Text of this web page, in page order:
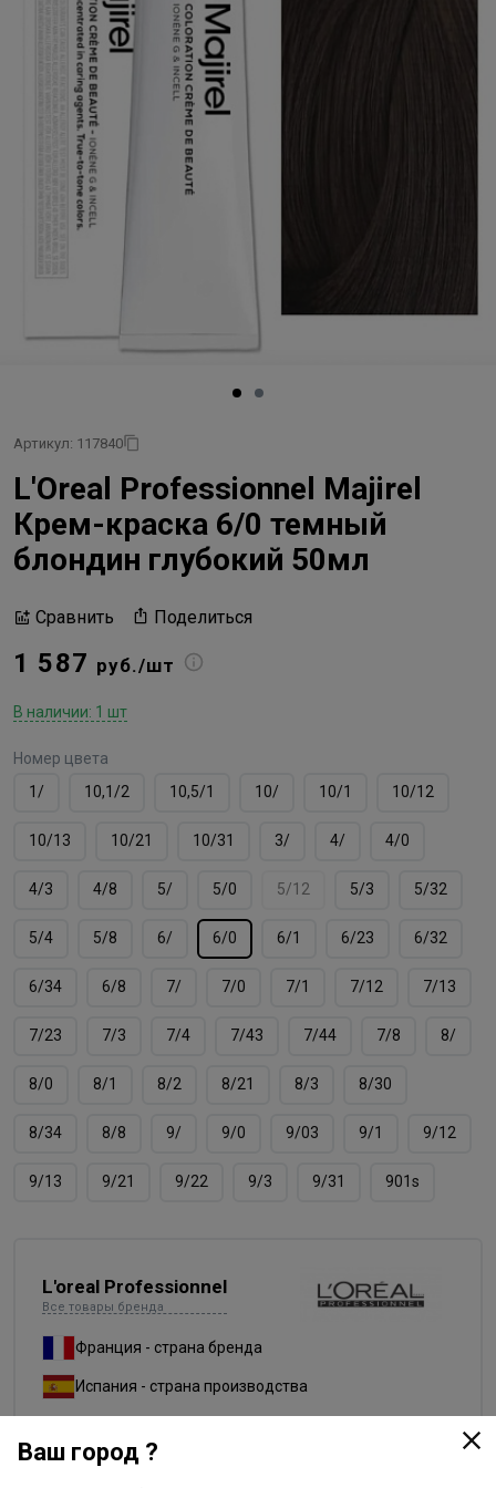
Артикул: 117840
L'Oreal Professionnel Majirel
Крем-краска 6/0 темный
блондин глубокий 50мл
Сравнить Поделиться
1 587 руб./шт
В наличии: 1 шт
Номер цвета
1/
10,1/2 10,5/1 10/ 10/1 10/12
10/13 10/21 10/31 3/ 4/ 4/0
4/3 4/8 5/ 5/0 5/12 5/3 5/32
5/4 5/8 6/ 6/0 6/1 6/23 6/32
6/34 6/8 7/ 7/0 7/1 7/12 7/13
7/23 7/3 7/4 7/43 7/44 7/8 8/
8/0 8/1 8/2 8/21 8/3 8/30
8/34 8/8 9/ 9/0 9/03 9/1 9/12
9/13 9/21 9/22 9/3 9/31 901s
L'oreal Professionnel
Все товары бренда
Франция - страна бренда
Испания - страна производства
Ваш город ?